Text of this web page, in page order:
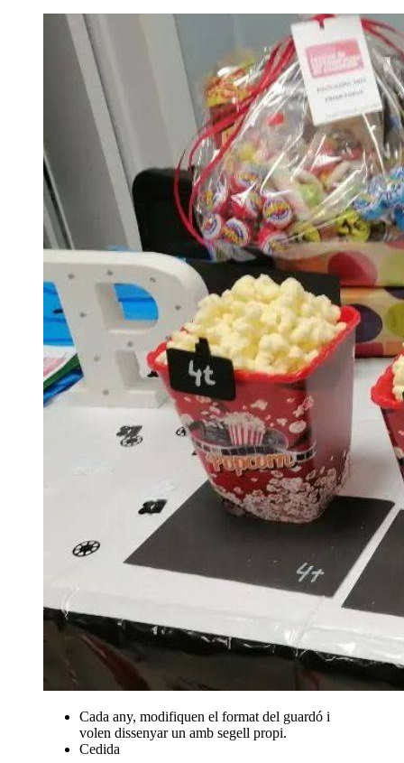
Cada any, modifiquen el format del guardó i
volen dissenyar un amb segell propi.
Cedida